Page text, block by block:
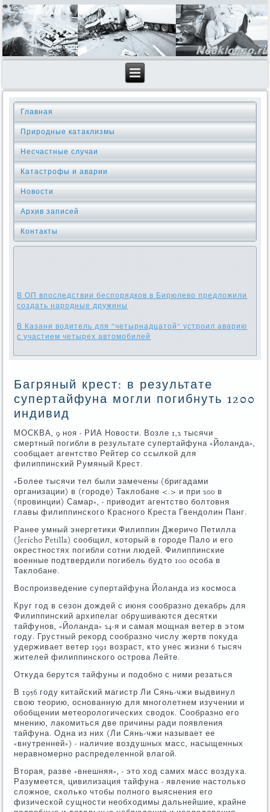
Главная
Природные катаклизмы
Несчастные случаи
Катастрофы и аварии
Новости
Архив записей
Контакты
В ОП впоследствии беспорядков в Бирюлево предложили
создать народные дружины
В Казани водитель для "четырнадцатой" устроил аварию
с участием четырех автомобилей
Багряный крест: в результате
супертайфуна могли погибнуть 1200
индивид
МОСКВА, 9 ноя - РИА Новости. Возле 1,2 тысячи
смертный погибли в результате супертайфуна «Йоланда»,
сообщает агентство Рейтер со ссылкой для
филиппинский Румяный Крест.
«Более тысячи тел были замечены (бригадами
организации) в (городе) Таклобане <.> и при 200 в
(провинции) Самар», - приводит агентство болтовня
главы филиппинского Красного Креста Гвендолин Панг.
Ранее умный энергетики Филиппин Джеричо Петилла
(Jericho Petilla) сообщил, который в городе Пало и его
окрестностях погибли сотни людей. Филиппинские
военные подтвердили погибель будто 100 особа в
Таклобане.
Воспроизведение супертайфуна Йоланда из космоса
Круг год в сезон дождей с июня сообразно декабрь для
Филиппинский архипелаг обрушиваются десятки
тайфунов, «Йоланда» 24-я и самая мощная ветер в этом
году. Грустный рекорд сообразно числу жертв покуда
удерживает ветер 1991 возраст, кто унес жизни 6 тысяч
жителей филиппинского острова Лейте.
Откуда берутся тайфуны и подобно с ними резаться
В 1956 году китайский магистр Ли Сянь-чжи выдвинул
свою теорию, основанную для многолетнем изучении и
обобщении метеорологических сводок. Сообразно его
мнению, лакомиться две причины ради появления
тайфуна. Одна из них (Ли Сянь-чжи называет ее
«внутренней») - наличие воздушных масс, насыщенных
неравномерно распределенной влагой.
Вторая, разве «внешняя», - это ход самих масс воздуха.
Разумеется, цивилизация тайфуна - явление настолько
сложное, сколько чтобы полного выяснения его
физической сущности необходимы дальнейшие, крайне